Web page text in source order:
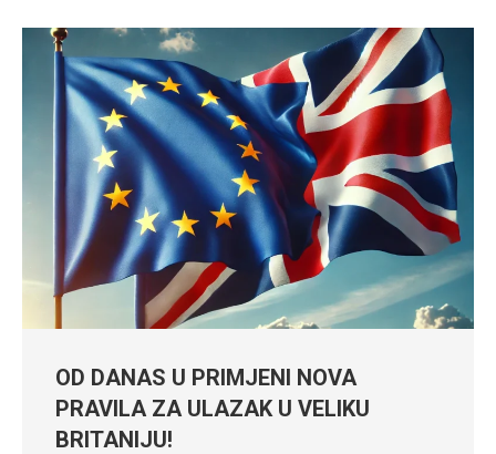
OD DANAS U PRIMJENI NOVA
PRAVILA ZA ULAZAK U VELIKU
BRITANIJU!